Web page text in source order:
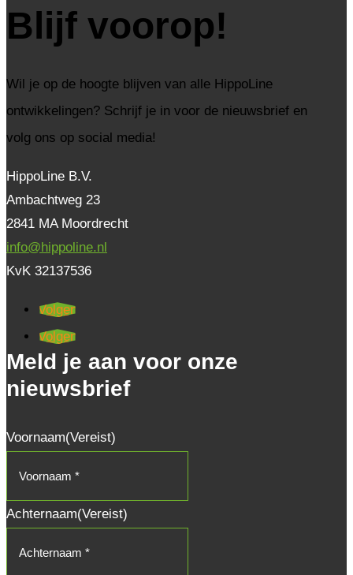
Blijf voorop!
Wil je op de hoogte blijven van alle HippoLine
ontwikkelingen? Schrijf je in voor de nieuwsbrief en
volg ons op social media!
HippoLine B.V.
Ambachtweg 23
2841 MA Moordrecht
info@hippoline.nl
KvK 32137536
Volgen
Volgen
Meld je aan voor onze
nieuwsbrief
Voornaam(Vereist)
Achternaam(Vereist)